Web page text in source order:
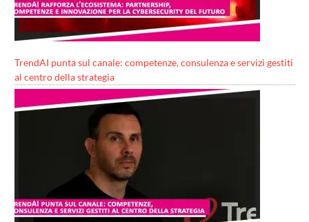
TrendAI punta sul canale: competenze, consulenza e servizi gestiti
al centro della strategia